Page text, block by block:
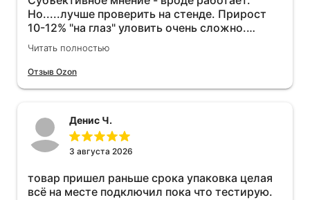
Но.....лучше проверить на стенде. Прирост
10-12% "на глаз" уловить очень сложно.
Покатаюсь, потом отключу и посмотрю, что
будет 😁.
Читать полностью
Отзыв Ozon
Денис Ч.
3 августа 2026
товар пришел раньше срока упаковка целая
всё на месте подключил пока что тестирую.